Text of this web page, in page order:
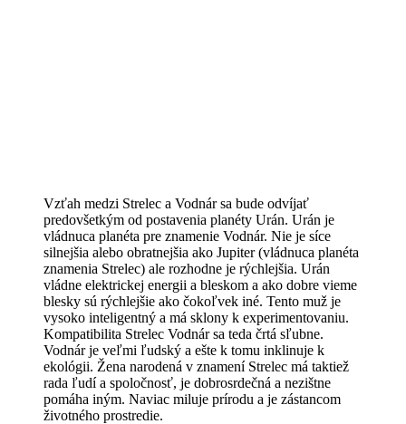
Vzťah medzi Strelec a Vodnár sa bude odvíjať
predovšetkým od postavenia planéty Urán. Urán je
vládnuca planéta pre znamenie Vodnár. Nie je síce
silnejšia alebo obratnejšia ako Jupiter (vládnuca planéta
znamenia Strelec) ale rozhodne je rýchlejšia. Urán
vládne elektrickej energii a bleskom a ako dobre vieme
blesky sú rýchlejšie ako čokoľvek iné. Tento muž je
vysoko inteligentný a má sklony k experimentovaniu.
Kompatibilita Strelec Vodnár sa teda črtá sľubne.
Vodnár je veľmi ľudský a ešte k tomu inklinuje k
ekológii. Žena narodená v znamení Strelec má taktiež
rada ľudí a spoločnosť, je dobrosrdečná a nezištne
pomáha iným. Naviac miluje prírodu a je zástancom
životného prostredie.